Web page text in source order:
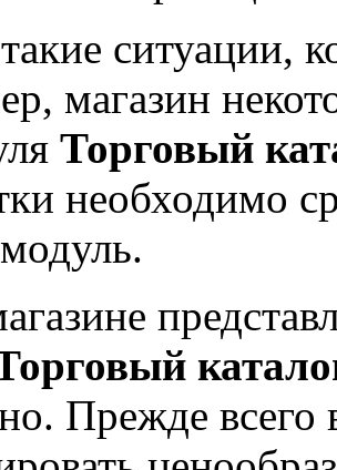
ситуации,
магазин
Торговый
необходимо
Прежде всего